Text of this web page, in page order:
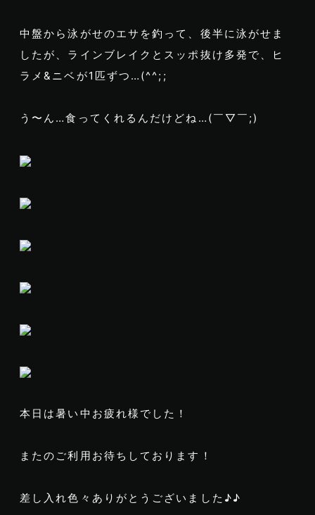
中盤から泳がせのエサを釣って、後半に泳がせま
したが、ラインブレイクとスッポ抜け多発で、ヒ
ラメ&ニベが1匹ずつ…(^^;;
う〜ん…食ってくれるんだけどね…(￣▽￣;)
本日は暑い中お疲れ様でした！
またのご利用お待ちしております！
差し入れ色々ありがとうございました♪♪